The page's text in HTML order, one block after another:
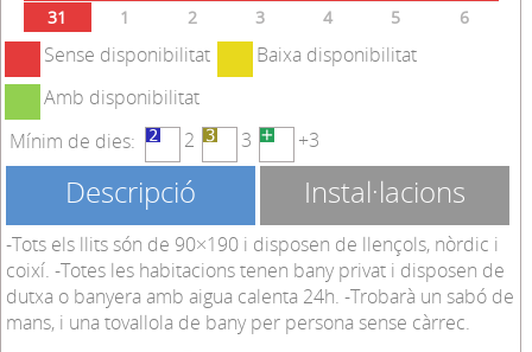
31
1 2 3 4 5 6
Sense disponibilitat
Baixa disponibilitat
Amb disponibilitat
Mínim de dies:
2 3 +3
Descripció Instal·lacions
-Tots els llits són de 90×190 i disposen de llençols, nòrdic i
coixí. -Totes les habitacions tenen bany privat i disposen de
dutxa o banyera amb aigua calenta 24h. -Trobarà un sabó de
mans, i una tovallola de bany per persona sense càrrec.